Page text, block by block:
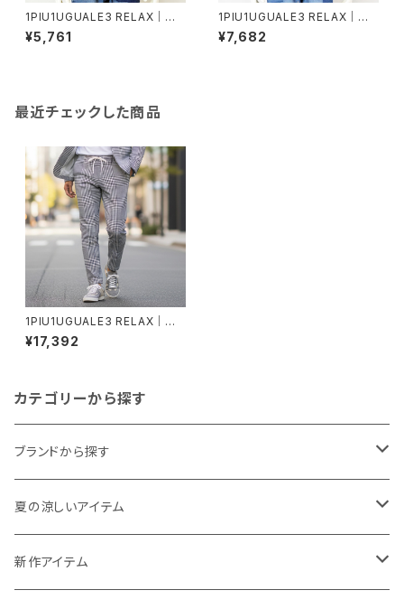
1PIU1UGUALE3 RELAX｜エ
ンボスロゴ半袖Tシャツ｜ウノピ
ゥウノウグァーレトレ リラックス
¥5,761
1PIU1UGUALE3 RELAX｜グラ
デーションラインストーン半袖T
シャツ｜ウノピゥウノウグァーレ
¥7,682
最近チェックした商品
1PIU1UGUALE3 RELAX｜接
触冷感ストレッチナイロンスラッ
クス｜ウノピゥウノウグァーレト
¥17,392
カテゴリーから探す
ブランドから探す
THE NORTH FACE
NANGA
夏の涼しいアイテム
メンズ
新作アイテム